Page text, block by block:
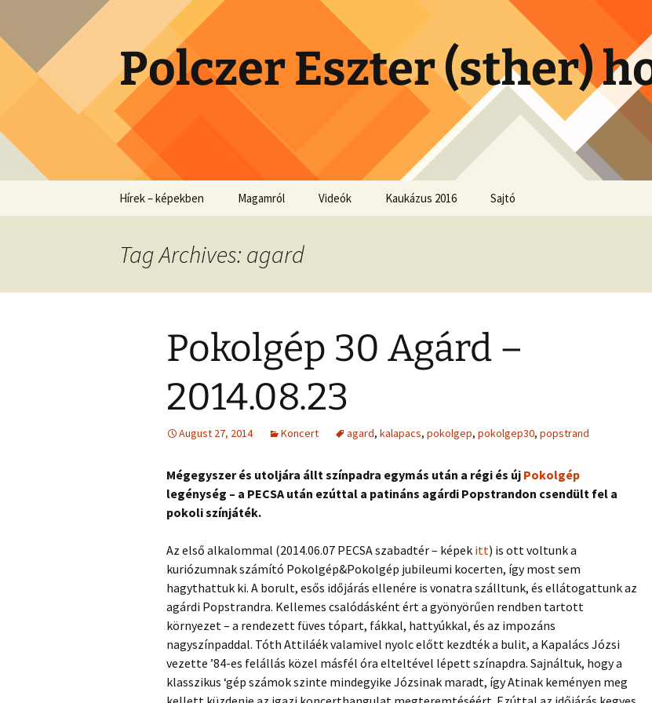
content
Polczer Eszter (sther)
Hírek – képekben Magamról Videók Kaukázus 2016 Sajtó
Tag Archives: agard
Pokolgép 30 Agárd –
2014.08.23
August 27, 2014 Koncert agard, kalapacs, pokolgep, pokolgep30, popstrand
Mégegyszer és utoljára állt színpadra egymás után a régi és új Pokolgép
legénység – a PECSA után ezúttal a patináns agárdi Popstrandon csendült fel a
pokoli színjáték.
Az első alkalommal (2014.06.07 PECSA szabadtér – képek itt) is ott voltunk a
kuriózumnak számító Pokolgép&Pokolgép jubileumi kocerten, így most sem
hagythattuk ki. A borult, esős időjárás ellenére is vonatra szálltunk, és ellátogattunk az
agárdi Popstrandra. Kellemes csalódásként ért a gyönyörűen rendben tartott
környezet – a rendezett füves tópart, fákkal, hattyúkkal, és az impozáns
nagyszínpaddal. Tóth Attiláék valamivel nyolc előtt kezdték a bulit, a Kapalács Józsi
vezette ’84-es felállás közel másfél óra elteltével lépett színapdra. Sajnáltuk, hogy a
klasszikus ‘gép számok szinte mindegyike Józsinak maradt, így Atinak keményen meg